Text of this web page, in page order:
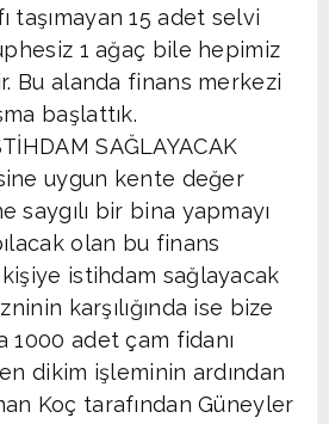
taşımayan 15 adet selvi
1 ağaç bile hepimiz
Bu alanda finans merkezi
başlattık.
SAĞLAYACAK
uygun kente değer
saygılı bir bina yapmayı
olan bu finans
istihdam sağlayacak
karşılığında ise bize
1000 adet çam fidanı
dikim işleminin ardından
Koç tarafından Güneyler